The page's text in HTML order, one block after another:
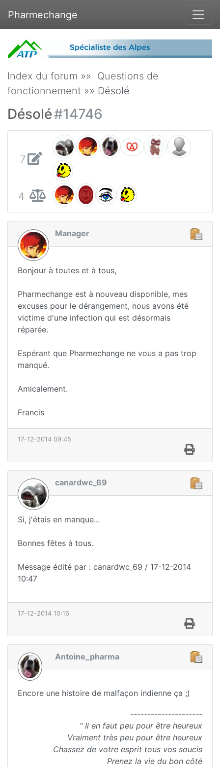
Pharmechange
Index du forum »» Questions de
fonctionnement »» Désolé
Désolé#14746
7
4
Manager
Bonjour à toutes et à tous,
Pharmechange est à nouveau disponible, mes
excuses pour le dérangement, nous avons été
victime d'une infection qui est désormais
réparée.
Espérant que Pharmechange ne vous a pas trop
manqué.
Amicalement.
Francis
17-12-2014 09:45
canardwc_69
Si, j'étais en manque...
Bonnes fêtes à tous.
Message édité par : canardwc_69 / 17-12-2014
10:47
17-12-2014 10:16
Antoine_pharma
Encore une histoire de malfaçon indienne ça ;)
---------------------
" Il en faut peu pour être heureux
Vraiment très peu pour être heureux
Chassez de votre esprit tous vos soucis
Prenez la vie du bon côté